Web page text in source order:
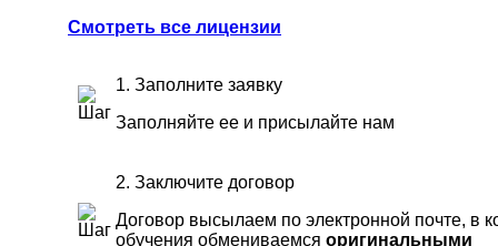
Смотреть все лицензии
1. Заполните заявку
Заполняйте ее и присылайте нам
2. Заключите договор
Договор высылаем по электронной почте, в
обучения обмениваемся оригинальными